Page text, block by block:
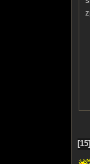
[15]